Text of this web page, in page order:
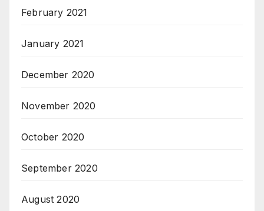
February 2021
January 2021
December 2020
November 2020
October 2020
September 2020
August 2020